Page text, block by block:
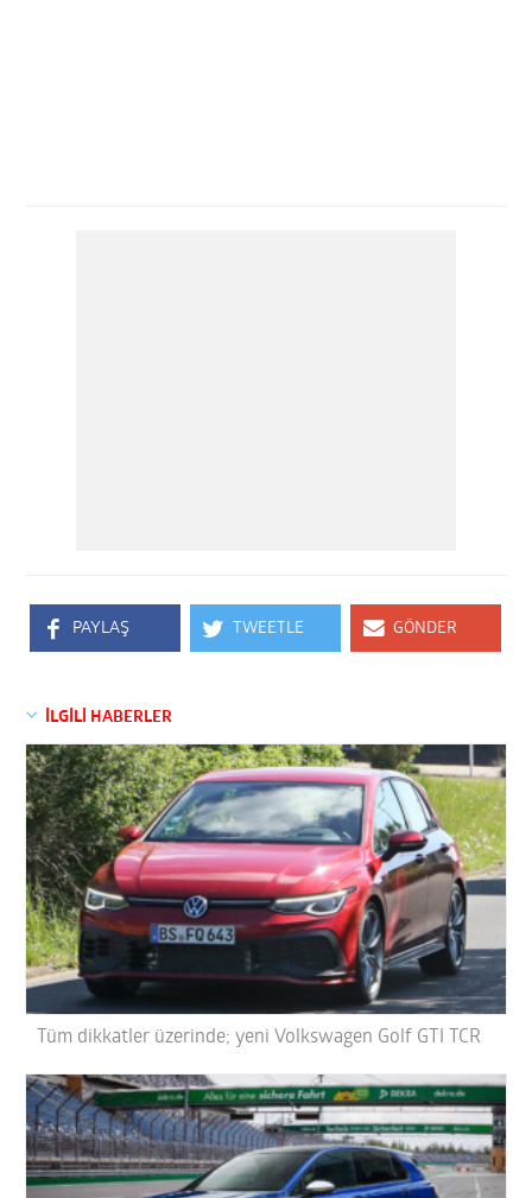
PAYLAŞ TWEETLE GÖNDER
İLGİLİ HABERLER
Tüm dikkatler üzerinde; yeni Volkswagen Golf GTI TCR